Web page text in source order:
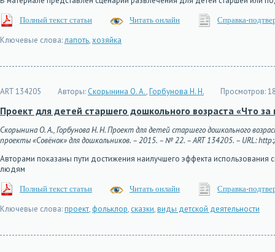
Полный текст статьи Читать онлайн Справка-
Ключевые слова:лапоть,хозяйка
ART 134205 Авторы: Скорынина О. А.,Горбунова Н. Н. Просмотров:
Проект для детей старшего дошкольного возраста «Что
Скорынина О. А., Горбунова Н. Н. Проект для детей старшего дошкольного
проекты «Совёнок» для дошкольников. – 2015. – № 22. – ART 134205. – URL:
Авторами показаны пути достижения наилучшего эффекта
людям
Полный текст статьи Читать онлайн Справка-
Ключевые слова:проект, фольклор, сказки,виды детской деятельности